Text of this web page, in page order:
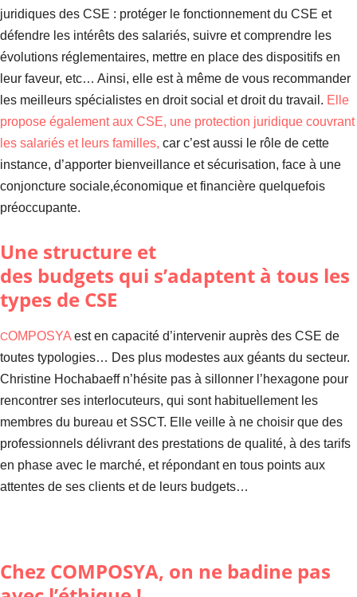
juridiques des CSE : protéger le fonctionnement du CSE et
défendre les intérêts des salariés, suivre et comprendre les
évolutions réglementaires, mettre en place des dispositifs en
leur faveur, etc… Ainsi, elle est à même de vous recommander
les meilleurs spécialistes en droit social et droit du travail. Elle
propose également aux CSE, une protection juridique couvrant
les salariés et leurs familles, car c’est aussi le rôle de cette
instance, d’apporter bienveillance et sécurisation, face à une
conjoncture sociale,économique et financière quelquefois
préoccupante.
Une structure et
des budgets qui s’adaptent à tous les
types de CSE
COMPOSYA est en capacité d’intervenir auprès des CSE de
toutes typologies… Des plus modestes aux géants du secteur.
Christine Hochabaeff n’hésite pas à sillonner l’hexagone pour
rencontrer ses interlocuteurs, qui sont habituellement les
membres du bureau et SSCT. Elle veille à ne choisir que des
professionnels délivrant des prestations de qualité, à des tarifs
en phase avec le marché, et répondant en tous points aux
attentes de ses clients et de leurs budgets…
Chez COMPOSYA, on ne badine pas